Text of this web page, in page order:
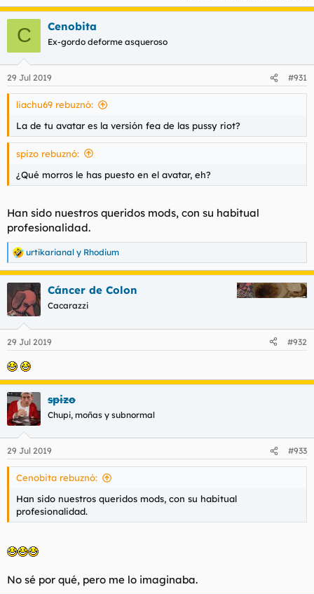
C Cenobita
Ex-gordo deforme asqueroso
29 Jul 2019 #931
liachu69 rebuznó:
La de tu avatar es la versión fea de las pussy riot?
spizo rebuznó:
¿Qué morros le has puesto en el avatar, eh?
Han sido nuestros queridos mods, con su habitual
profesionalidad.
R
e
a
c
i
e
:
urtikarianal y Rhodium
Cáncer de Colon
Cacarazzi
29 Jul 2019 #932
spizo
Chupi, moñas y subnormal
29 Jul 2019 #933
Cenobita rebuznó:
Han sido nuestros queridos mods, con su habitual
profesionalidad.
No sé por qué, pero me lo imaginaba.